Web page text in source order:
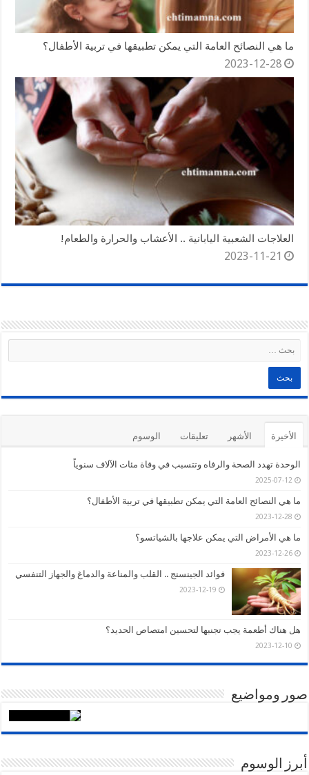
ما هي النصائح العامة التي يمكن تطبيقها في تربية الأطفال؟
2023-12-28
العلاجات الشعبية اليابانية .. الأعشاب والحرارة والطعام!
2023-11-21
الأخيرة الأشهر تعليقات الوسوم
الوحدة تهدد الصحة والرفاه وتتسبب في وفاة مئات الآلاف سنوياً
2025-07-12
ما هي النصائح العامة التي يمكن تطبيقها في تربية الأطفال؟
2023-12-28
ما هي الأمراض التي يمكن علاجها بالشياتسو؟
2023-12-26
فوائد الجينسنج .. القلب والمناعة والدماغ والجهاز التنفسي
2023-12-19
هل هناك أطعمة يجب تجنبها لتحسين امتصاص الحديد؟
2023-12-10
صور ومواضيع
أبرز الوسوم